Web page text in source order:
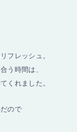
フレッシュ。
う時間は、
くれました。
ので